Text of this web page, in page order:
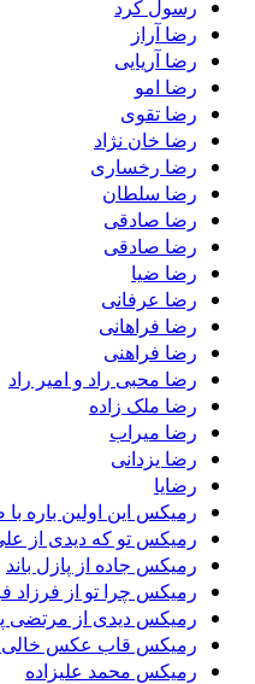
رسول کرد
رضا آراز
رضا آریایی
رضا امو
رضا تقوی
رضا خان نژاد
رضا رخساری
رضا سلطان
رضا صادقى
رضا صادقی
رضا ضیا
رضا عرفانی
رضا فراهانی
رضا فراهنی
رضا محبی راد و امیر راد
رضا ملک زاده
رضا میراب
رضا یزدانی
رضایا
رمیکس این اولین باره با
رمیکس تو که دیدی از
رمیکس جاده از پازل باند
رمیکس چرا تو از فرزاد
رمیکس دیدی از مرتضی
رمیکس قاب عکس خالی
رمیکس محمد علیزاده